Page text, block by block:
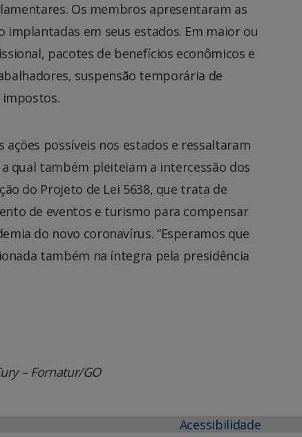
Os membros apresentaram as
em seus estados. Em maior ou
pacotes de benefícios econômicos e
suspensão temporária de
possíveis nos estados e ressaltaram
qual também pleiteiam a intercessão dos
do Projeto de Lei 5638, que trata de
de eventos e turismo para compensar
do novo coronavírus. “Esperamos que
também na íntegra pela presidência
– Fornatur/GO
Acessibilidade